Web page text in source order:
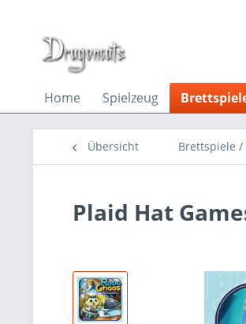
Home Spielzeug
Übersicht Brettspiele
Plaid Hat